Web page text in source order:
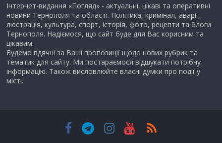
Інтернет-видання «Погляд» - актуальні, цікаві та оперативні
новини Тернополя та області. Політика, кримінал, аварії,
люстрація, культура, спорт, історія, фото, рецепти та блоги
Тернополя. Надіємося, що сайт буде для Вас корисним та
цікавим.
Будемо вдячні за Ваші пропозиції щодо нових рубрик та
тематик для сайту. Ми постараємося відшукати потрібну
інформацію. Також висловлюйте власні думки про події у
місті.